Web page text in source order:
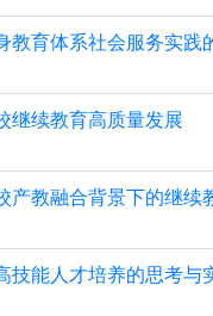
教育体系社会服务实践
继续教育高质量发展
产教融合背景下的继续
技能人才培养的思考与